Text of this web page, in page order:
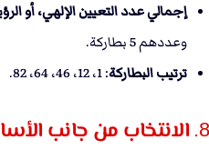
إجمالي عدد التعيين الإلهي، أو
وعددهم 5 بطاركة.
ترتيب البطاركة: 1، 12، 46، 64، 82.
8. الانتخاب من جانب الأساقفة وحدهم: